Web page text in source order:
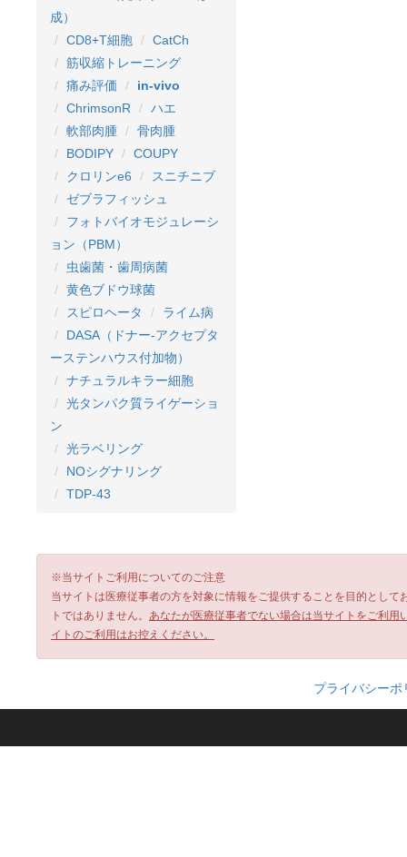
成）
CD8+T細胞
CatCh
筋収縮トレーニング
痛み評価
in-vivo
ChrimsonR
ハエ
軟部肉腫
骨肉腫
BODIPY
COUPY
クロリンe6
スニチニブ
ゼブラフィッシュ
フォトバイオモジュレーシ
ョン（PBM）
虫歯菌・歯周病菌
黄色ブドウ球菌
スピロヘータ
ライム病
DASA（ドナー-アクセプタ
ーステンハウス付加物）
ナチュラルキラー細胞
光タンパク質ライゲーショ
ン
光ラベリング
NOシグナリング
TDP-43
※当サイトご利用についてのご注意
当サイトは医療従事者の方を対象に情報をご提供することを目的とし
トではありません。 あなたが医療従事者でない場合は当サイトをご利
イトのご利用はお控えください。
プライバシーポ